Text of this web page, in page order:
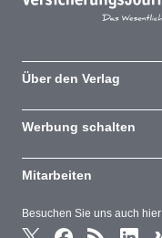
Besuchen Sie uns auch hier
Über den Verlag
Werbung schalten
Mitarbeiten